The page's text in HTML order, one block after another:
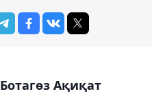
Ботагөз Ақиқат